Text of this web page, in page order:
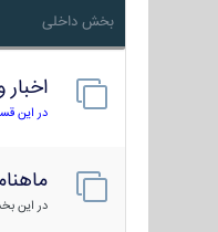
بخش داخلی
اخبار
در این
در این